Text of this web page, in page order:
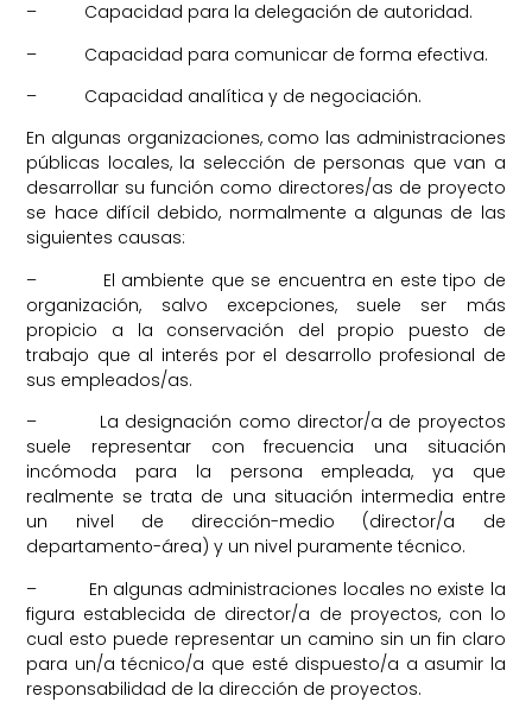
– Capacidad para la delegación de autoridad.
– Capacidad para comunicar de forma efectiva.
– Capacidad analítica y de negociación.
En algunas organizaciones, como las administraciones
públicas locales, la selección de personas que van a
desarrollar su función como directores/as de proyecto
se hace difícil debido, normalmente a algunas de las
siguientes causas:
– El ambiente que se encuentra en este tipo de
organización, salvo excepciones, suele ser más
propicio a la conservación del propio puesto de
trabajo que al interés por el desarrollo profesional de
sus empleados/as.
– La designación como director/a de proyectos
suele representar con frecuencia una situación
incómoda para la persona empleada, ya que
realmente se trata de una situación intermedia entre
un nivel de dirección-medio (director/a de
departamento-área) y un nivel puramente técnico.
– En algunas administraciones locales no existe la
figura establecida de director/a de proyectos, con lo
cual esto puede representar un camino sin un fin claro
para un/a técnico/a que esté dispuesto/a a asumir la
responsabilidad de la dirección de proyectos.